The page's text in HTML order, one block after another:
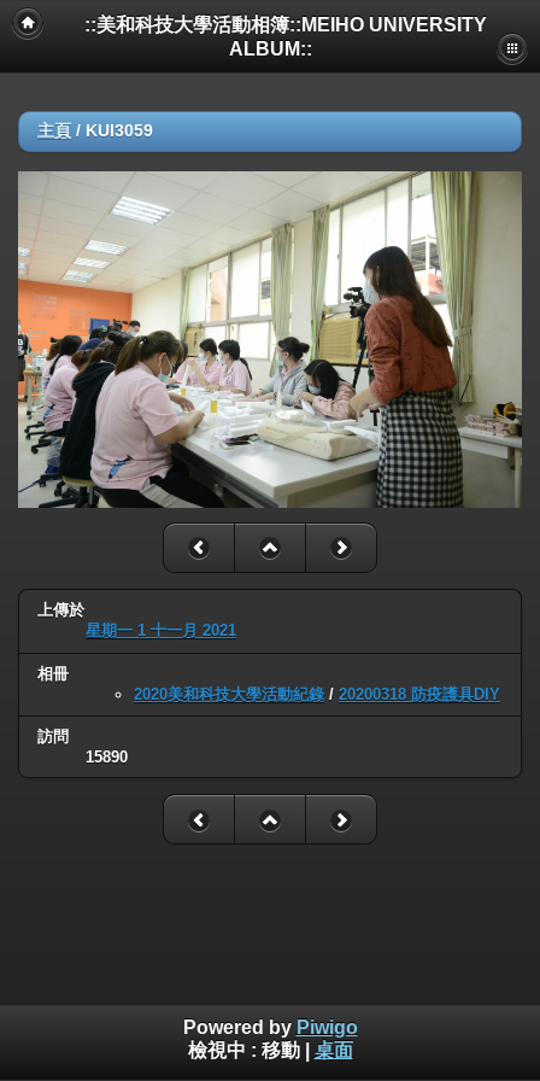
::美和科技大學活動相簿::MEIHO UNIVERSITY
ALBUM::
主頁 / KUI3059
上傳於
星期一 1 十一月 2021
相冊
2020美和科技大學活動紀錄 / 20200318 防疫護具DIY
訪問
15890
Powered by Piwigo
檢視中 : 移動| 桌面